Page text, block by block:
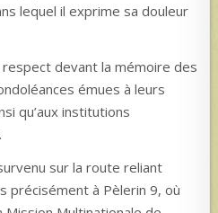
lequel il exprime sa douleur
respect devant la mémoire des
émues à leurs
qu’aux institutions
sur la route reliant
précisément à Pèlerin 9, où